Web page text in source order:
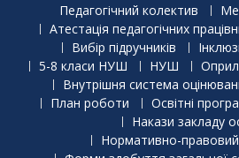
Педагогічний колектив
Атестація педагогічних
Вибір підручників
5-8 класи НУШ
НУШ
Внутрішня система
План роботи
Освітні
Накази закладу
Нормативно-правовий